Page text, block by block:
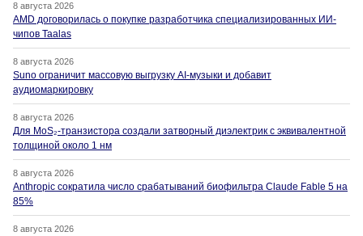
8 августа 2026
AMD договорилась о покупке разработчика специализированных ИИ-
чипов Taalas
8 августа 2026
Suno ограничит массовую выгрузку AI-музыки и добавит
аудиомаркировку
8 августа 2026
Для MoS₂-транзистора создали затворный диэлектрик с эквивалентной
толщиной около 1 нм
8 августа 2026
Anthropic сократила число срабатываний биофильтра Claude Fable 5 на
85%
8 августа 2026